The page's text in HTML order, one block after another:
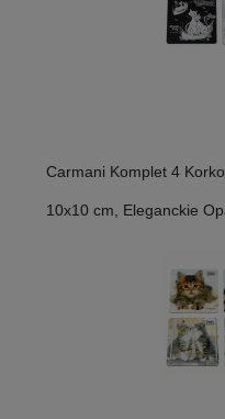
Carmani Komplet 4
10x10 cm, Eleganckie